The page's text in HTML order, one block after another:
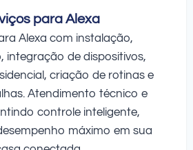
para Alexa
Alexa com instalação,
integração de dispositivos,
criação de rotinas e
Atendimento técnico e
controle inteligente,
máximo em sua